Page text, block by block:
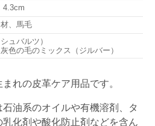
4.3cm
、馬毛
ュバルツ）
色の毛のミックス（ジルバー）
れの皮革ケア用品です。
油系のオイルや有機溶剤、タ
化剤や酸化防止剤などを含ん